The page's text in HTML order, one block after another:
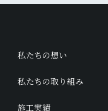
私たちの想い
私たちの取り組み
施工実績